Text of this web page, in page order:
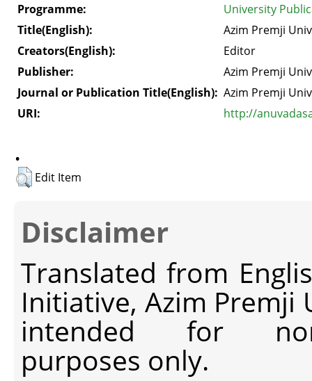
Programme:
University
Title(English):
Azim Premji
Creators(English):
Editor
Publisher:
Azim Premji
Journal or Publication Title(English): Azim Premji
URI:
http://
.
Edit Item
Disclaimer
Translated from
Initiative, Azim Premji
intended for non-
purposes only.